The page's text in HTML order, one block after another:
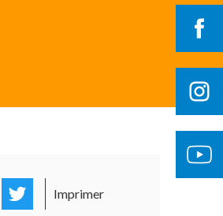
FacebookTwitter
Imprimer